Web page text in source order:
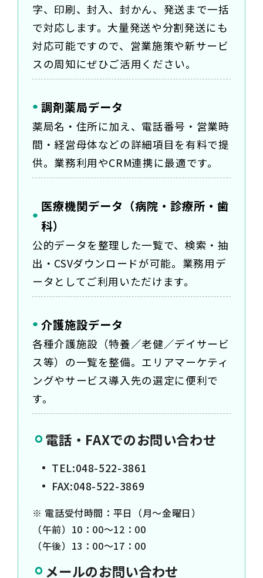
字、印刷、封入、封かん、発送まで一括
で対応します。大量発送や分割発送にも
対応可能ですので、営業施策や新サービ
スの周知にぜひご活用ください。
調剤薬局データ
薬局名・住所に加え、電話番号・営業時
間・経営母体などの詳細項目を有料で提
供。業務利用やCRM連携に最適です。
医療機関データ（病院・診療所・歯
科）
公的データを整理した一覧で、検索・抽
出・CSVダウンロードが可能。業務用デ
ータとしてご利用いただけます。
介護施設データ
各種介護施設（特養／老健／デイサービ
ス等）の一覧を整備。エリアマーケティ
ングやサービス導入先の選定に便利で
す。
電話・FAXでのお問い合わせ
TEL:048-522-3861
FAX:048-522-3869
※ 電話受付時間：平日（月～金曜日）
（午前）10：00～12：00
（午後）13：00～17：00
メールのお問い合わせ